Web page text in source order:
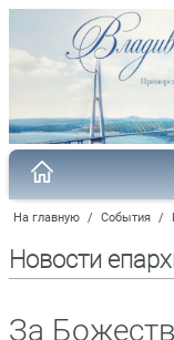
На главную / События /
Новости
За